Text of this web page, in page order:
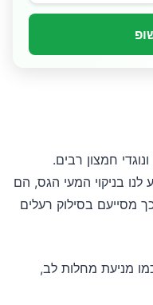
באומגה 3, סיבים ונוגדי חמצון רבים.
לנו בניקוי המעי הגס, הם
מסייעם בסילוק רעלים
מניעת מחלות לב,